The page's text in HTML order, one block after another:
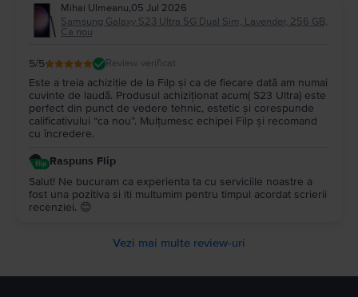
Mihai Ulmeanu,05 Jul 2026
Samsung Galaxy S23 Ultra 5G Dual Sim, Lavender, 256 GB,
Ca nou
5/5 Review verificat
Este a treia achiziție de la Filp și ca de fiecare dată am numai
cuvinte de laudă. Produsul achiziționat acum( S23 Ultra) este
perfect din punct de vedere tehnic, estetic și corespunde
calificativului “ca nou”. Mulțumesc echipei Filp și recomand
cu încredere.
Raspuns Flip
Salut! Ne bucuram ca experienta ta cu serviciile noastre a
fost una pozitiva si iti multumim pentru timpul acordat scrierii
recenziei. 😊
Vezi mai multe review-uri